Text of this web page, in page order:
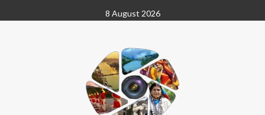
to
8 August 2026